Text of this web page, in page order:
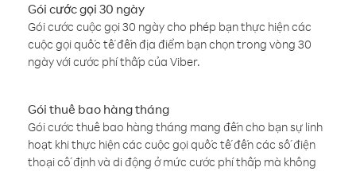
Gói cước gọi 30 ngày
Gói cước cuộc gọi 30 ngày cho phép bạn thực hiện các
cuộc gọi quốc tế đến địa điểm bạn chọn trong vòng 30
ngày với cước phí thấp của Viber.
Gói thuê bao hàng tháng
Gói cước thuê bao hàng tháng mang đến cho bạn sự linh
hoạt khi thực hiện các cuộc gọi quốc tế đến các số điện
thoại cố định và di động ở mức cước phí thấp mà không